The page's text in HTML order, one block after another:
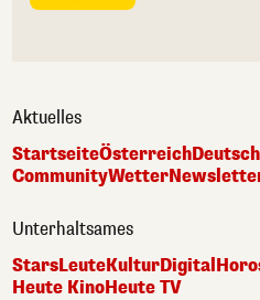
Aktuelles
StartseiteÖsterreich
CommunityWetter
Unterhaltsames
StarsLeuteKulturDigital
Heute KinoHeute TV